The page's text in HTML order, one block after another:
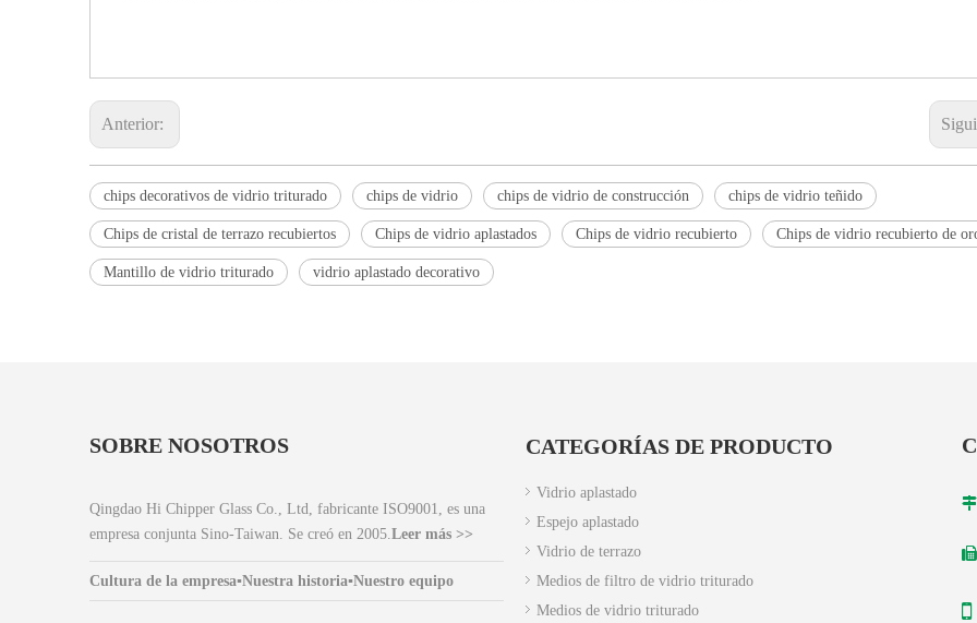
Anterior:
chips decorativos de vidrio triturado chips de vidrio chips de vidrio de construcción chips de vidrio teñido
Chips de cristal de terrazo recubiertos Chips de vidrio aplastados Chips de vidrio recubierto Chips de vidrio recubierto de
Mantillo de vidrio triturado vidrio aplastado decorativo
SOBRE NOSOTROS
Qingdao Hi Chipper Glass Co., Ltd, fabricante ISO9001, es una
empresa conjunta Sino-Taiwan. Se creó en 2005. Leer más >>
Cultura de la empresa▪Nuestra historia▪Nuestro equipo
CATEGORÍAS DE PRODUCTO
Vidrio aplastado
Espejo aplastado
Vidrio de terrazo
Medios de filtro de vidrio triturado
Medios de vidrio triturado


